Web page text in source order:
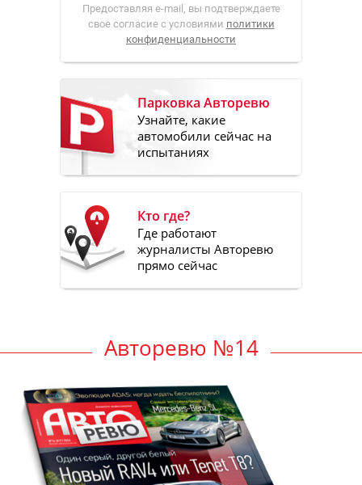
Предоставляя e-mail, вы подтверждаете
свое согласие с условиями политики
конфиденциальности
Парковка Авторевю
Узнайте, какие
автомобили сейчас на
испытаниях
Кто где?
Где работают
журналисты Авторевю
прямо сейчас
Авторевю №14